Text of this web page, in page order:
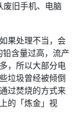
废旧手机、电脑
果处理不当，会
含量过高，流产
，所以大部分电
垃圾曾经被倾倒
过焚烧的方式来
的「炼金」视